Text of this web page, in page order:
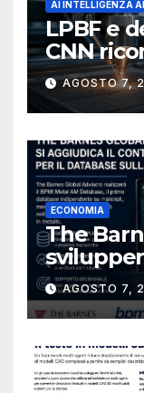
AI INTELLIGENZA
LPBF e
CNN
delAGOSTO 7,
ECONOMIA
The
navale
AGOSTO 7,